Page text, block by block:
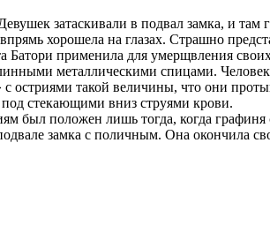
затаскивали в подвал замка, и
хорошела на глазах. Страшно
применила для умерщвления
металлическими спицами.
остриями такой величины, что они
стекающими вниз струями крови.
был положен лишь тогда, когда
замка с поличным. Она окончила